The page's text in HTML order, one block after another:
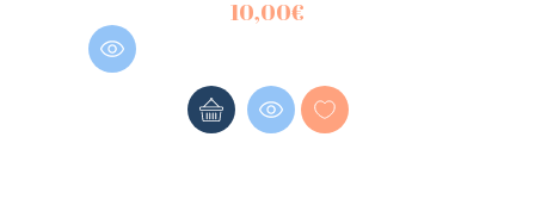
10,00€
Connectez-vous ici.
Log into your account in just a few